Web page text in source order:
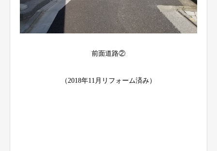
前面道路②
（2018年11月リフォーム済み）